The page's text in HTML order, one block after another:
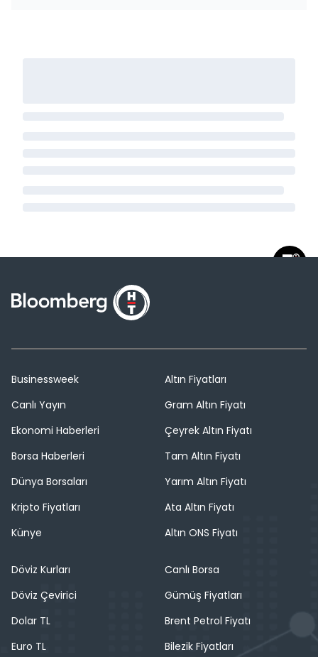
Businessweek
Canlı Yayın
Ekonomi Haberleri
Borsa Haberleri
Dünya Borsaları
Kripto Fiyatları
Künye
Altın Fiyatları
Gram Altın Fiyatı
Çeyrek Altın Fiyatı
Tam Altın Fiyatı
Yarım Altın Fiyatı
Ata Altın Fiyatı
Altın ONS Fiyatı
Döviz Kurları
Döviz Çevirici
Dolar TL
Euro TL
Canlı Borsa
Gümüş Fiyatları
Brent Petrol Fiyatı
Bilezik Fiyatları